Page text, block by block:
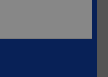
I
VENDUTO